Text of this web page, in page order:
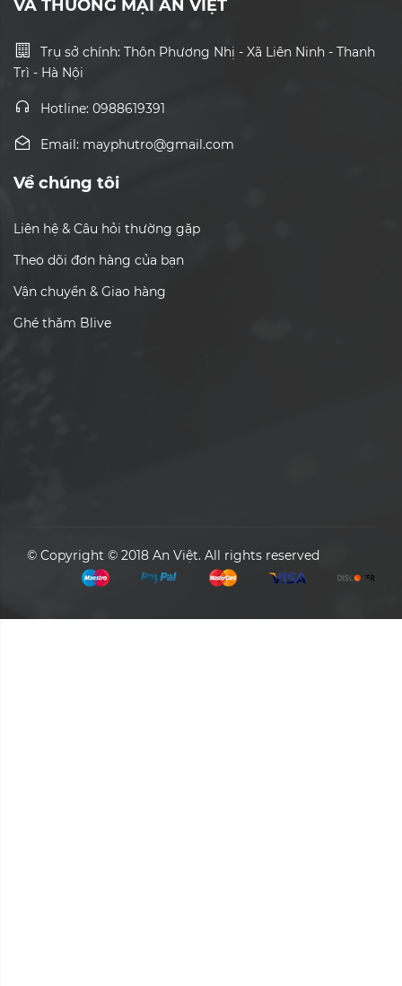
VÀ THƯƠNG MẠI AN VIỆT
Trụ sở chính: Thôn Phương Nhị - Xã Liên Ninh - Thanh
Trì - Hà Nội
Hotline: 0988619391
Email: mayphutro@gmail.com
Về chúng tôi
Liên hệ & Câu hỏi thường gặp
Theo dõi đơn hàng của bạn
Vận chuyển & Giao hàng
Ghé thăm Blive
© Copyright © 2018 An Việt. All rights reserved